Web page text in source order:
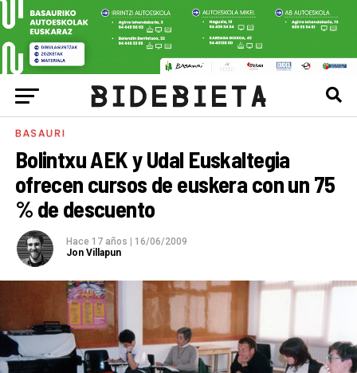
BASAURI
Bolintxu AEK y Udal Euskaltegia
ofrecen cursos de euskera con un 75
% de descuento
Hace 17 años
16/06/2009
Jon Villapun